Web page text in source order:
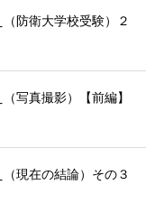
防衛大学校受験）２
写真撮影）【前編】
現在の結論）その３